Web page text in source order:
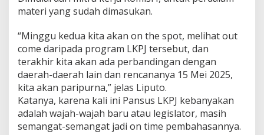
materi yang sudah dimasukan.
“Minggu kedua kita akan on the spot, melihat out
come daripada program LKPJ tersebut, dan
terakhir kita akan ada perbandingan dengan
daerah-daerah lain dan rencananya 15 Mei 2025,
kita akan paripurna,” jelas Liputo.
Katanya, karena kali ini Pansus LKPJ kebanyakan
adalah wajah-wajah baru atau legislator, masih
semangat-semangat jadi on time pembahasannya.